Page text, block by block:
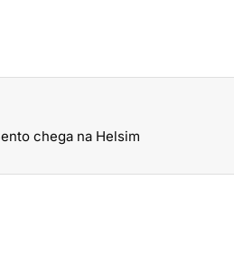
chega na Helsim